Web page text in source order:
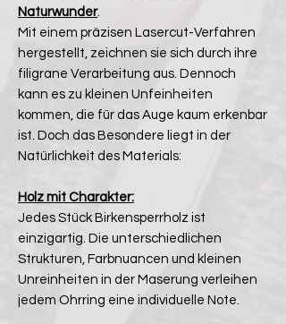
Naturwunder.
Mit einem präzisen Lasercut-Verfahren
hergestellt, zeichnen sie sich durch ihre
filigrane Verarbeitung aus. Dennoch
kann es zu kleinen Unfeinheiten
kommen, die für das Auge kaum erkenbar
ist. Doch das Besondere liegt in der
Natürlichkeit des Materials:
Holz mit Charakter:
Jedes Stück Birkensperrholz ist
einzigartig. Die unterschiedlichen
Strukturen, Farbnuancen und kleinen
Unreinheiten in der Maserung verleihen
jedem Ohrring eine individuelle Note.